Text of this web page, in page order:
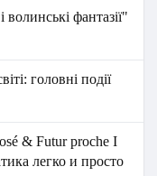
фантазії"
головні події
& Futur proche I
легко и просто